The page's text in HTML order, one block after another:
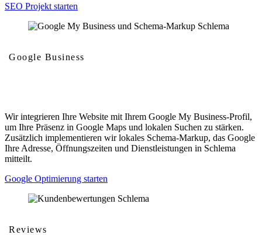
SEO Projekt starten
Google Business
Wir integrieren Ihre Website mit Ihrem Google My Business-Profil,
um Ihre Präsenz in Google Maps und lokalen Suchen zu stärken.
Zusätzlich implementieren wir lokales Schema-Markup, das Google
Ihre Adresse, Öffnungszeiten und Dienstleistungen in Schlema
mitteilt.
Google Optimierung starten
Reviews